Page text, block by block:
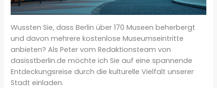
Wussten Sie, dass Berlin über 170 Museen beherbergt
und davon mehrere kostenlose Museumseintritte
anbieten? Als Peter vom Redaktionsteam von
dasisstberlin.de möchte ich Sie auf eine spannende
Entdeckungsreise durch die kulturelle Vielfalt unserer
Stadt einladen.